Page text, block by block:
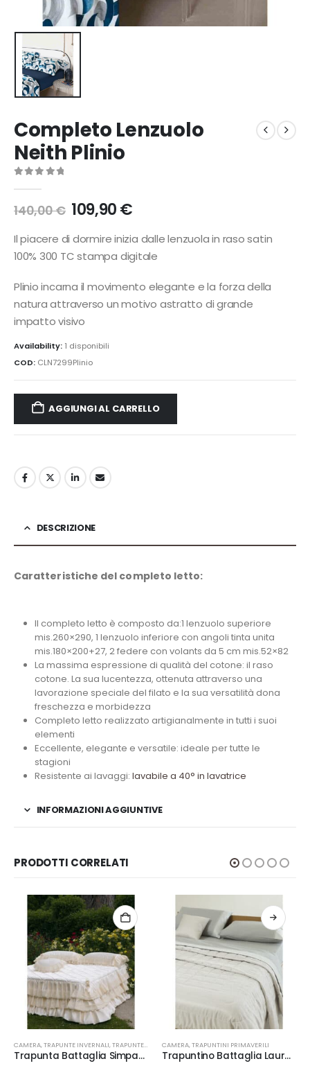
Completo Lenzuolo
Neith Plinio
140,00€ Il
prezzo
originale
era:
140,00 €.
109,90€Il
attuale
è:
109,90 €.
Il piacere di dormire inizia dalle lenzuola in raso satin
100% 300 TC stampa digitale
Plinio incarna il movimento elegante e la forza della
natura attraverso un motivo astratto di grande
impatto visivo
Availability: 1 disponibili
COD: CLN7299Plinio
AGGIUNGI AL CARRELLO
DESCRIZIONE
Caratteristiche del completo letto:
Il completo letto è composto da:1 lenzuolo superiore
mis.260×290, 1 lenzuolo inferiore con angoli tinta unita
mis.180×200+27, 2 federe con volants da 5 cm mis.52×82
La massima espressione di qualità del cotone: il raso
cotone. La sua lucentezza, ottenuta attraverso una
lavorazione speciale del filato e la sua versatilità dona
freschezza e morbidezza
Completo letto realizzato artigianalmente in tutti i suoi
elementi
Eccellente, elegante e versatile: ideale per tutte le
stagioni
Resistente ai lavaggi: lavabile a 40° in lavatrice
INFORMAZIONI AGGIUNTIVE
PRODOTTI CORRELATI
,WEDDING
CAMERA,TRAPUNTE INVERNALI,TRAPUNTE INVERNALI ,WEDDING
Trapunta Battaglia Simpatica
Questo prodotto ha più varianti. Le opzioni possono essere scelte nella pagina del prodotto
CAMERA,TRAPUNTINI PRIMAVERILI
Trapuntino Battaglia Laura in 3 colori